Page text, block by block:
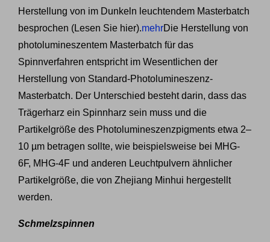
Herstellung von im Dunkeln leuchtendem Masterbatch
besprochen (Lesen Sie hier).mehrDie Herstellung von
photolumineszentem Masterbatch für das
Spinnverfahren entspricht im Wesentlichen der
Herstellung von Standard-Photolumineszenz-
Masterbatch. Der Unterschied besteht darin, dass das
Trägerharz ein Spinnharz sein muss und die
Partikelgröße des Photolumineszenzpigments etwa 2–
10 µm betragen sollte, wie beispielsweise bei MHG-
6F, MHG-4F und anderen Leuchtpulvern ähnlicher
Partikelgröße, die von Zhejiang Minhui hergestellt
werden.
Schmelzspinnen